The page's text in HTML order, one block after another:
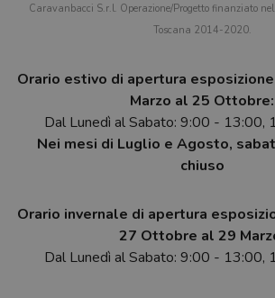
Caravanbacci S.r.l. Operazione/Progetto finanziato
Toscana 2014-2020.
Orario estivo di apertura
Marzo al 25 Ottobre:
Dal Lunedì al Sabato: 9:00 - 13:00,
Nei mesi di Luglio e Agosto,
chiuso
Orario invernale di apertura
27 Ottobre al 29
Dal Lunedì al Sabato: 9:00 - 13:00,